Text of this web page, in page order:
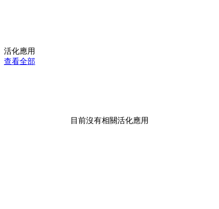
活化應用
查看全部
目前沒有相關活化應用